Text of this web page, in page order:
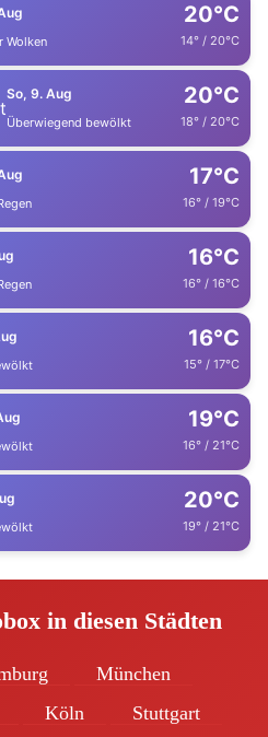
Wolken
20°C
14° / 20°C
So, 9. Aug
Überwiegend bewölkt
20°C
18° / 20°C
17°C
16° / 19°C
16°C
16° / 16°C
16°C
15° / 17°C
19°C
16° / 21°C
20°C
19° / 21°C
in diesen Städten
München
Köln Stuttgart